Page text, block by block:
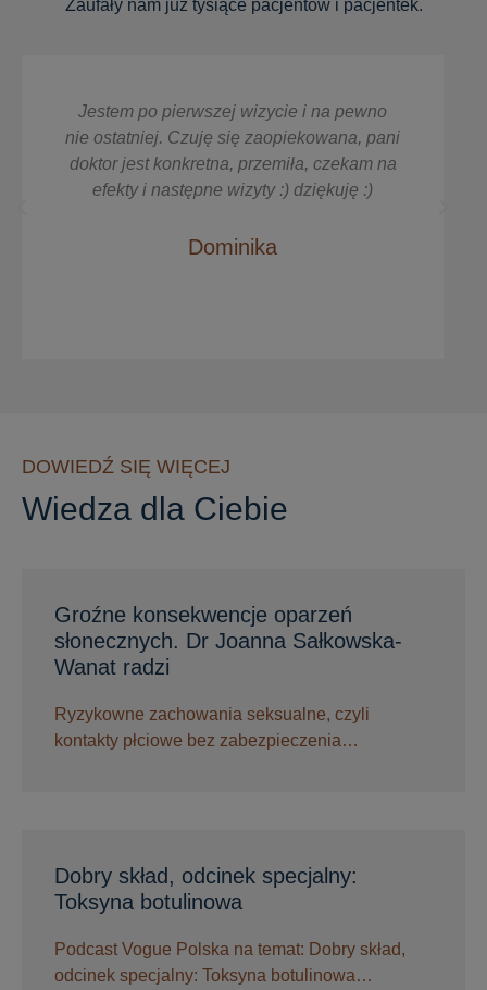
Zaufały nam już tysiące pacjentów i pacjentek.
Jestem po pierwszej wizycie i na pewno
nie ostatniej. Czuję się zaopiekowana, pani
doktor jest konkretna, przemiła, czekam na
efekty i następne wizyty :) dziękuję :)
Dominika
DOWIEDŹ SIĘ WIĘCEJ
Wiedza dla Ciebie
Groźne konsekwencje oparzeń
słonecznych. Dr Joanna Sałkowska-
Wanat radzi
Ryzykowne zachowania seksualne, czyli
kontakty płciowe bez zabezpieczenia…
Dobry skład, odcinek specjalny:
Toksyna botulinowa
Podcast Vogue Polska na temat: Dobry skład,
odcinek specjalny: Toksyna botulinowa…